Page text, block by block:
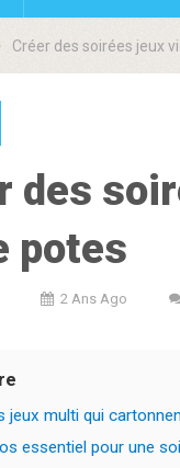
Créer des soirées jeux
des
potes
2 Ans Ago
jeux multi qui
essentiel pour une